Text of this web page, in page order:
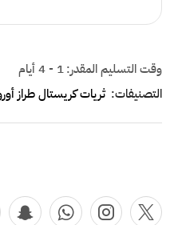
وقت التسليم المقدر:1 - 4 أيام
التصنيفات: ثريات كريستال طراز